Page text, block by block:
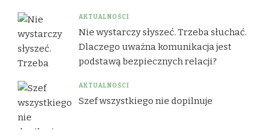
AKTUALNOŚCI
Nie wystarczy słyszeć. Trzeba słuchać.
Dlaczego uważna komunikacja jest
podstawą bezpiecznych relacji?
AKTUALNOŚCI
Szef wszystkiego nie dopilnuje